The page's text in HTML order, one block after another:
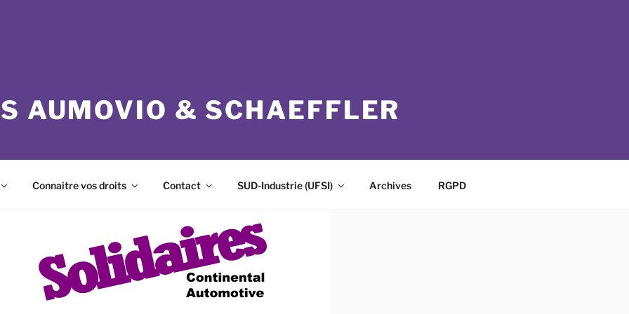
AUMOVIO & SCHAEFFLER
Connaitre vos droits Contact SUD-Industrie (UFSI) Archives RGPD